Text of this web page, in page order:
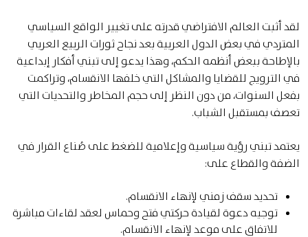
لقد أثبت العالم الافتراضي قدرته على تغيير الواقع السياسي
المتردي في بعض الدول العربية بعد نجاح ثورات الربيع العربي
بالإطاحة ببعض أنظمه الحكم، وهذا يدعو إلى تبني أفكار إبداعية
في الترويج للقضايا والمشاكل التي خلفها الانقسام، وتراكمت
بفعل السنوات، من دون النظر إلى حجم المخاطر والتحديات التي
تعصف بمستقبل الشباب.
يعتمد تبني رؤية سياسية وإعلامية للضغط على صُناع القرار في
الضفة والقطاع على:
تحديد سقف زمني لإنهاء الانقسام.
توجيه دعوة لقيادة حركتي فتح وحماس لعقد لقاءات مباشرة
للاتفاق على موعد لإنهاء الانقسام.